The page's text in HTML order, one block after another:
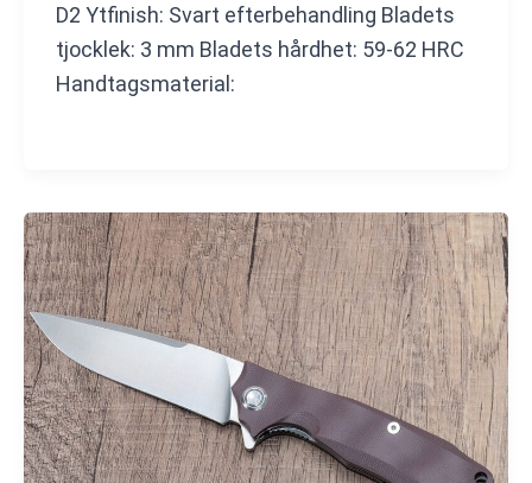
D2 Ytfinish: Svart efterbehandling Bladets
tjocklek: 3 mm Bladets hårdhet: 59-62 HRC
Handtagsmaterial: